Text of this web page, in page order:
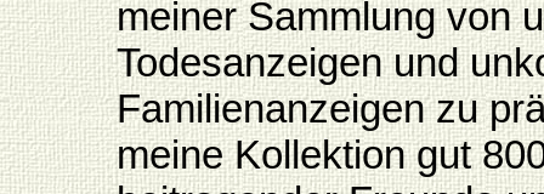
meiner Sammlung von
Todesanzeigen und
Familienanzeigen zu
meine Kollektion gut